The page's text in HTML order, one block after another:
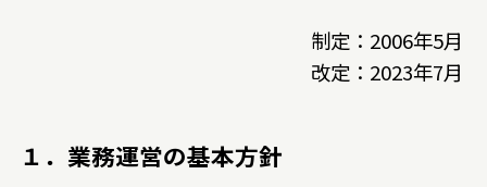
グループ行動規範・方針
コーポレート・ガバナンス
サステナビリティデータ
制定：2006年5月
改定：2023年7月
１．業務運営の基本方針